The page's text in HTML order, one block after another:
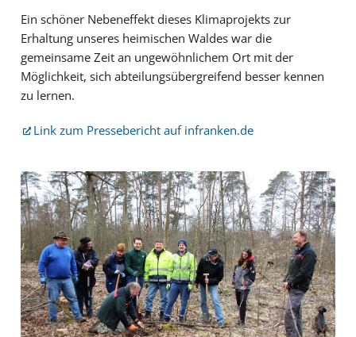
Ein schöner Nebeneffekt dieses Klimaprojekts zur
Erhaltung unseres heimischen Waldes war die
gemeinsame Zeit an ungewöhnlichem Ort mit der
Möglichkeit, sich abteilungsübergreifend besser kennen
zu lernen.
Link zum Pressebericht auf infranken.de